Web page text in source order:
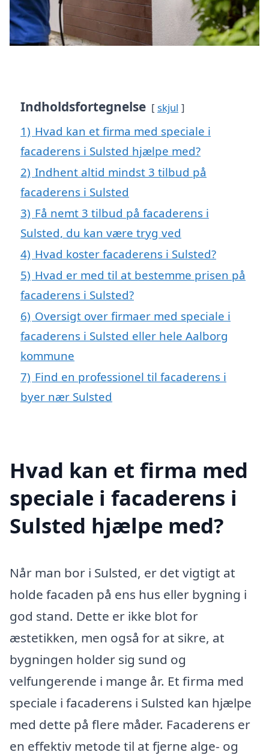
Indholdsfortegnelse skjul
1) Hvad kan et firma med speciale i
facaderens i Sulsted hjælpe med?
2) Indhent altid mindst 3 tilbud på
facaderens i Sulsted
3) Få nemt 3 tilbud på facaderens i
Sulsted, du kan være tryg ved
4) Hvad koster facaderens i Sulsted?
5) Hvad er med til at bestemme prisen på
facaderens i Sulsted?
6) Oversigt over firmaer med speciale i
facaderens i Sulsted eller hele Aalborg
kommune
7) Find en professionel til facaderens i
byer nær Sulsted
Hvad kan et firma med
speciale i facaderens i
Sulsted hjælpe med?
Når man bor i Sulsted, er det vigtigt at
holde facaden på ens hus eller bygning i
god stand. Dette er ikke blot for
æstetikken, men også for at sikre, at
bygningen holder sig sund og
velfungerende i mange år. Et firma med
speciale i facaderens i Sulsted kan hjælpe
med dette på flere måder. Facaderens er
en effektiv metode til at fjerne alge- og